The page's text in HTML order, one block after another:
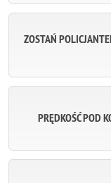
ZOSTAŃ
PRĘDKOŚĆ POD